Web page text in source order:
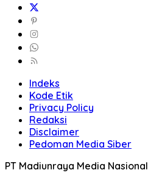
Indeks
Kode Etik
Privacy Policy
Redaksi
Disclaimer
Pedoman Media Siber
PT Madiunraya Media Nasional